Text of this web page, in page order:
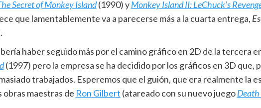
Secret of Monkey Island(1990) yMonkey Island II: LeChuck’s
que lamentablemente va a parecerse más a la cuarta entrega,
haber seguido más por el camino gráfico en 2D de la tercera
(1997) pero la empresa se ha decidido por los gráficos en 3D que,
trabajados. Esperemos que el guión, que era realmente la
obras maestras de Ron Gilbert (atareado con su nuevo juegoDeath